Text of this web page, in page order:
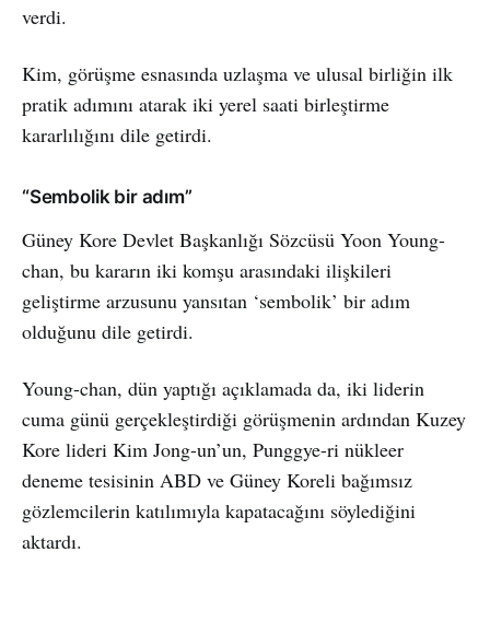
verdi.
Kim, görüşme esnasında uzlaşma ve ulusal birliğin ilk
pratik adımını atarak iki yerel saati birleştirme
kararlılığını dile getirdi.
“Sembolik bir adım”
Güney Kore Devlet Başkanlığı Sözcüsü Yoon Young-
chan, bu kararın iki komşu arasındaki ilişkileri
geliştirme arzusunu yansıtan ‘sembolik’ bir adım
olduğunu dile getirdi.
Young-chan, dün yaptığı açıklamada da, iki liderin
cuma günü gerçekleştirdiği görüşmenin ardından Kuzey
Kore lideri Kim Jong-un’un, Punggye-ri nükleer
deneme tesisinin ABD ve Güney Koreli bağımsız
gözlemcilerin katılımıyla kapatacağını söylediğini
aktardı.